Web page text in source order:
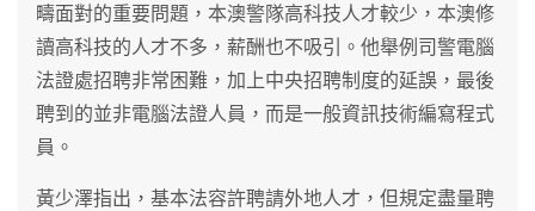
疇面對的重要問題，本澳警隊高科技人才較少，本澳修
讀高科技的人才不多，薪酬也不吸引。他舉例司警電腦
法證處招聘非常困難，加上中央招聘制度的延誤，最後
聘到的並非電腦法證人員，而是一般資訊技術編寫程式
員。
黃少澤指出，基本法容許聘請外地人才，但規定盡量聘